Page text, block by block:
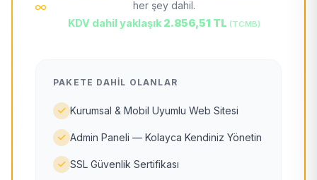
her şey dahil.
KDV dahil yaklaşık 2.856,51 TL (TCMB)
PAKETE DAHIL OLANLAR
Kurumsal & Mobil Uyumlu Web Sitesi
Admin Paneli — Kolayca Kendiniz Yönetin
SSL Güvenlik Sertifikası